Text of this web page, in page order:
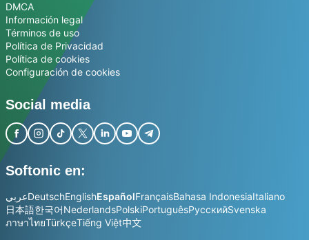
DMCA
Información legal
Términos de uso
Política de Privacidad
Política de cookies
Configuración de cookies
Social media
Softonic en:
عربيDeutschEnglishEspañolFrançaisBahasa IndonesiaItaliano
日本語한국어NederlandsPolskiPortuguêsРусскийSvenska
ภาษาไทยTürkçeTiếng Việt中文